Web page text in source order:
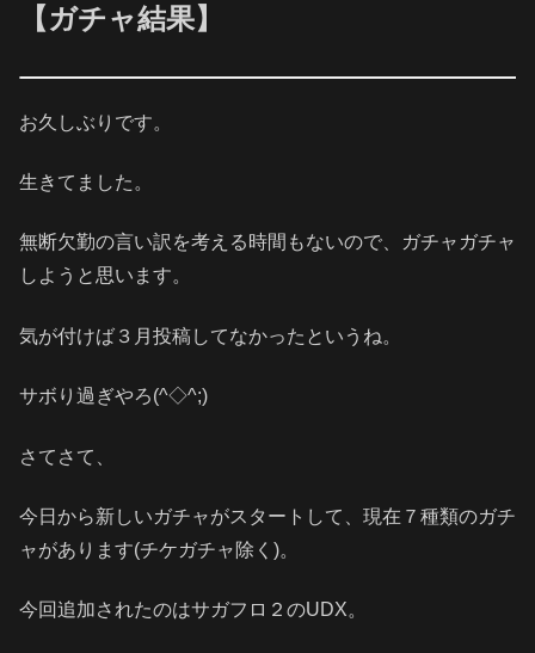
【ガチャ結果】
お久しぶりです。
生きてました。
無断欠勤の言い訳を考える時間もないので、ガチャガチャ
しようと思います。
気が付けば３月投稿してなかったというね。
サボり過ぎやろ(^◇^;)
さてさて、
今日から新しいガチャがスタートして、現在７種類のガチ
ャがあります(チケガチャ除く)。
今回追加されたのはサガフロ２のUDX。